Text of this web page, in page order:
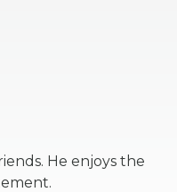
He enjoys the